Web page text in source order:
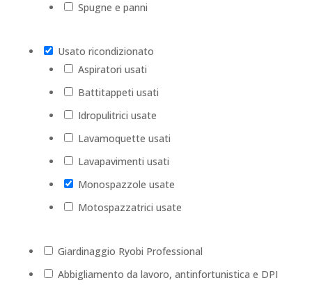
Spugne e panni
Usato ricondizionato
Aspiratori usati
Battitappeti usati
Idropulitrici usate
Lavamoquette usati
Lavapavimenti usati
Monospazzole usate
Motospazzatrici usate
Giardinaggio Ryobi Professional
Abbigliamento da lavoro, antinfortunistica e DPI